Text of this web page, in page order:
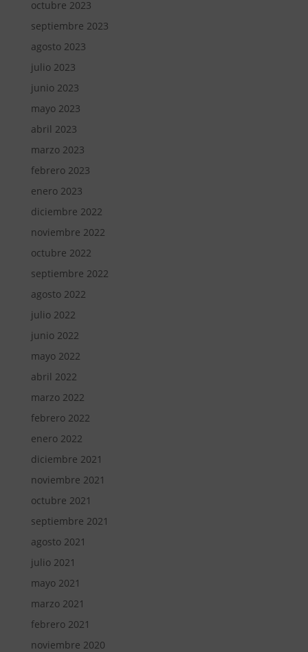
octubre 2023
septiembre 2023
agosto 2023
julio 2023
junio 2023
mayo 2023
abril 2023
marzo 2023
febrero 2023
enero 2023
diciembre 2022
noviembre 2022
octubre 2022
septiembre 2022
agosto 2022
julio 2022
junio 2022
mayo 2022
abril 2022
marzo 2022
febrero 2022
enero 2022
diciembre 2021
noviembre 2021
octubre 2021
septiembre 2021
agosto 2021
julio 2021
mayo 2021
marzo 2021
febrero 2021
noviembre 2020